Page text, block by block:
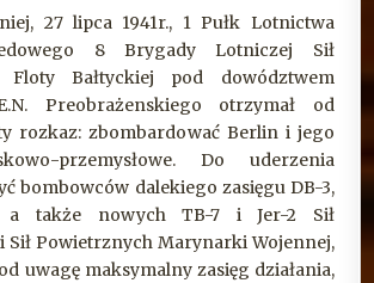
27 lipca 1941r., 1 Pułk Lotnictwa
8 Brygady Lotniczej Sił
Floty Bałtyckiej pod dowództwem
Preobrażenskiego otrzymał od
rozkaz: zbombardować Berlin i jego
przemysłowe. Do uderzenia
bombowców dalekiego zasięgu DB-3,
a także nowych TB-7 i Jer-2 Sił
Sił Powietrznych Marynarki Wojennej,
uwagę maksymalny zasięg działania,